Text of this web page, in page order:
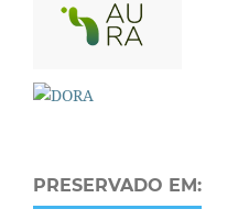
PRESERVADO EM: